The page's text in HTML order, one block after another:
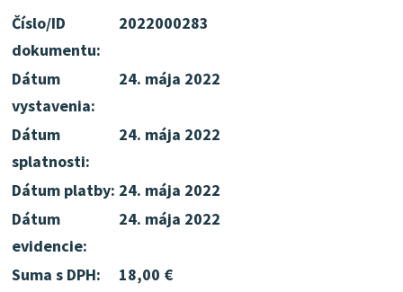
Číslo/ID
dokumentu:
2022000283
Dátum
vystavenia:
24. mája 2022
Dátum
splatnosti:
24. mája 2022
Dátum platby: 24. mája 2022
Dátum
evidencie:
24. mája 2022
Suma s DPH:
18,00 €